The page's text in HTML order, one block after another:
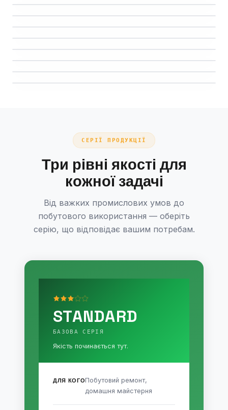
Опорні тарілки
Шліфувальні губки
Шліфувальні листи
Шліфувальні сітки
Нетканий абразив
Алмазні шліфувальні диски
СЕРІЇ ПРОДУКЦІЇ
Три рівні якості для
кожної задачі
Від важких промислових умов до
побутового використання — оберіть
серію, що відповідає вашим потребам.
STANDARD
БАЗОВА СЕРІЯ
Якість починається тут.
ДЛЯ КОГОПобутовий ремонт,
домашня майстерня